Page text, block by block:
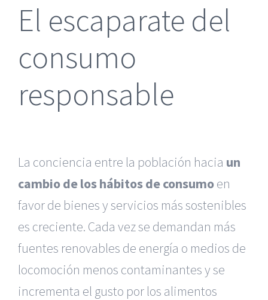
El escaparate del
consumo
responsable
La conciencia entre la población hacia un
cambio de los hábitos de consumoen
favor de bienes y servicios más sostenibles
es creciente. Cada vez se demandan más
fuentes renovables de energía o medios de
locomoción menos contaminantes y se
incrementa el gusto por los alimentos